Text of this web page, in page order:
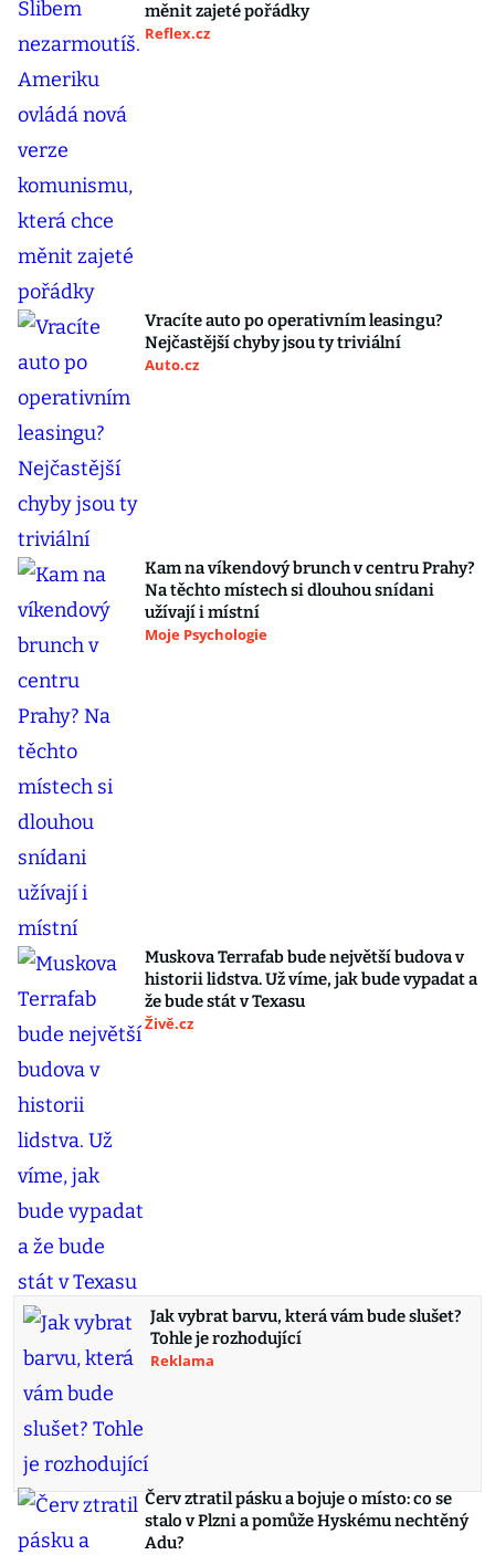
měnit zajeté pořádky
Reflex.cz
Vracíte auto po operativním leasingu?
Nejčastější chyby jsou ty triviální
Auto.cz
Kam na víkendový brunch v centru Prahy?
Na těchto místech si dlouhou snídani
užívají i místní
Moje Psychologie
Muskova Terrafab bude největší budova v
historii lidstva. Už víme, jak bude vypadat a
že bude stát v Texasu
Živě.cz
Jak vybrat barvu, která vám bude slušet?
Tohle je rozhodující
Reklama
Červ ztratil pásku a bojuje o místo: co se
stalo v Plzni a pomůže Hyskému nechtěný
Adu?